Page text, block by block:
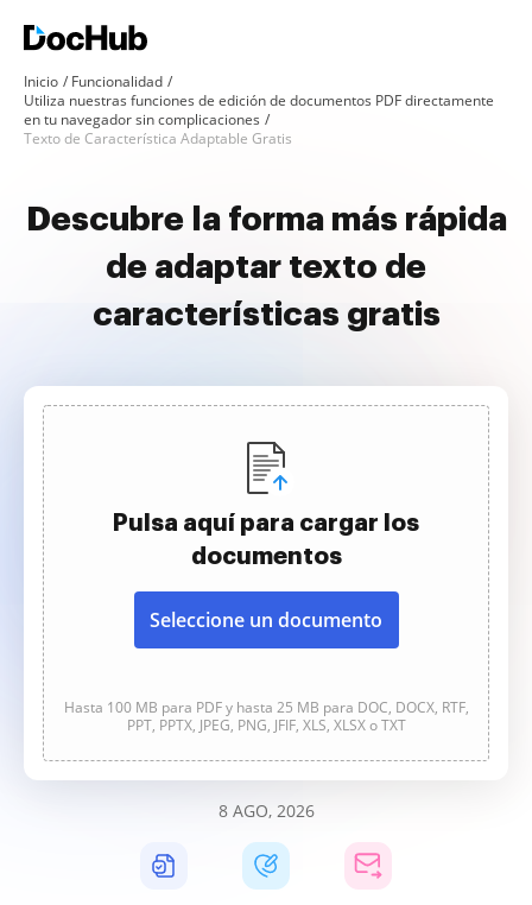
Inicio
Funcionalidad
Utiliza nuestras funciones de edición de documentos PDF directamente
en tu navegador sin complicaciones
Texto de Característica Adaptable Gratis
Descubre la forma más rápida
de adaptar texto de
características gratis
Pulsa aquí para cargar los
documentos
Seleccione un documento
Hasta 100 MB para PDF y hasta 25 MB para DOC, DOCX, RTF,
PPT, PPTX, JPEG, PNG, JFIF, XLS, XLSX o TXT
8 AGO, 2026